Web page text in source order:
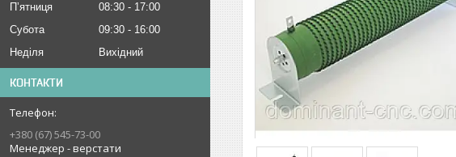
Пʼятниця
08:30
17:00
Субота
09:30
16:00
Неділя
Вихідний
КОНТАКТИ
+380 (67) 545-73-00
Менеджер - верстати